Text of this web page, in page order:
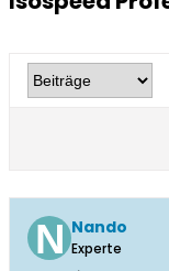
Nando
Experte